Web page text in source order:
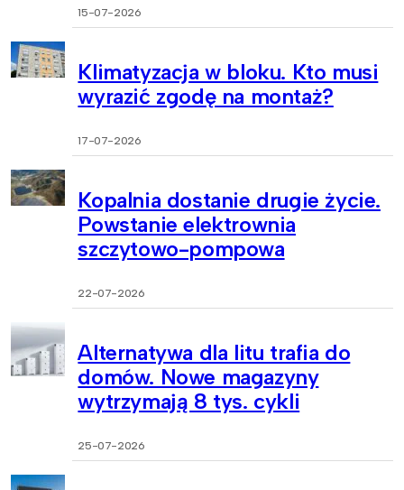
15-07-2026
Klimatyzacja w bloku. Kto musi
wyrazić zgodę na montaż?
17-07-2026
Kopalnia dostanie drugie życie.
Powstanie elektrownia
szczytowo-pompowa
22-07-2026
Alternatywa dla litu trafia do
domów. Nowe magazyny
wytrzymają 8 tys. cykli
25-07-2026